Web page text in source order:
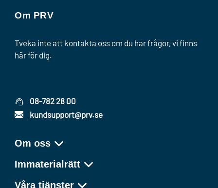
Om PRV
Tveka inte att kontakta oss om du har frågor, vi finns
här för dig.
08-782 28 00
kundsupport@prv.se
Om oss
Immaterialrätt
Våra tjänster